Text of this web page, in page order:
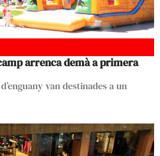
arrenca demà a primera
van destinades a un